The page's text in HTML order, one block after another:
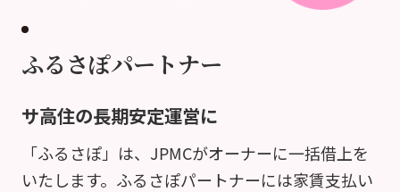
ふるさぽパートナー
サ高住の長期安定運営に
「ふるさぽ」は、JPMCがオーナーに一括借上を
いたします。ふるさぽパートナーには家賃支払い